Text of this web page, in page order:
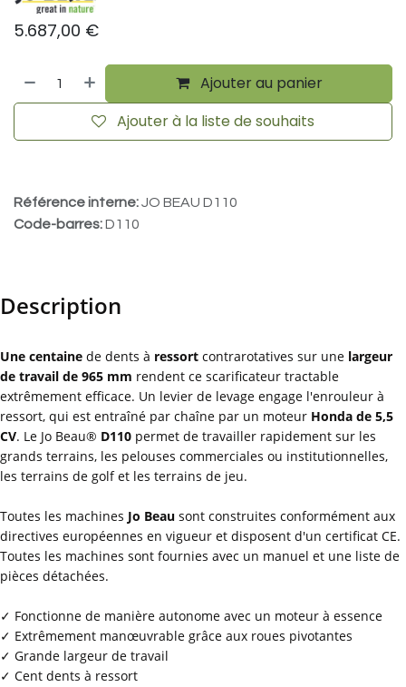
5.687,00 €
Ajouter au panier
Ajouter à la liste de souhaits
Référence interne:JO BEAU D110
Code-barres:D110
Description
Une centaine de dents à ressort contrarotatives sur une largeur
de travail de 965 mm rendent ce scarificateur tractable
extrêmement efficace. Un levier de levage engage l'enrouleur à
ressort, qui est entraîné par chaîne par un moteur Honda de 5,5
CV. Le Jo Beau® D110 permet de travailler rapidement sur les
grands terrains, les pelouses commerciales ou institutionnelles,
les terrains de golf et les terrains de jeu.
Toutes les machines Jo Beau sont construites conformément aux
directives européennes en vigueur et disposent d'un certificat CE.
Toutes les machines sont fournies avec un manuel et une liste de
pièces détachées.
✓ Fonctionne de manière autonome avec un moteur à essence
✓ Extrêmement manœuvrable grâce aux roues pivotantes
✓ Grande largeur de travail
✓ Cent dents à ressort